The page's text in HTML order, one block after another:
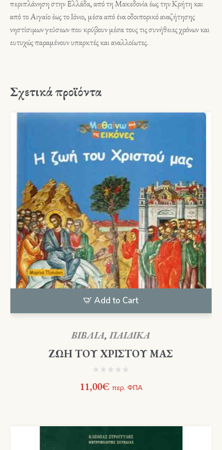
περιπλάνηση στην Ελλάδα, από τη Μακεδονία έως την Κρήτη και
από το Αιγαίο έως το Ιόνιο, μέσα από ένα οδοιπορικό αναζήτησης
νηστίσιμων γεύσεων που κρύβουν μέσα τους τις συνήθειες χρόνων και
ευτυχώς παραμένουν υπαρκτές και αναλλοίωτες.
Σχετικά προϊόντα
Add to Cart
ΒΙΒΛΙΑ,ΠΑΙΔΙΚΑ
ΖΩΗ ΤΟΥ ΧΡΙΣΤΟΥ ΜΑΣ
11,00€ περ. ΦΠΑ